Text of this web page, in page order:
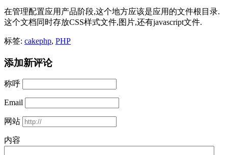
在管理配置应用产品阶段,这个地方应该是应用的文件根目录.
这个文档同时存放CSS样式文件,图片,还有javascript文件.
标签: cakephp, PHP
添加新评论
称呼
Email
网站
内容